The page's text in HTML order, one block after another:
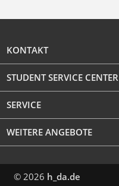
KONTAKT
STUDENT SERVICE CENTER
SERVICE
WEITERE ANGEBOTE
© 2026 h_da.de